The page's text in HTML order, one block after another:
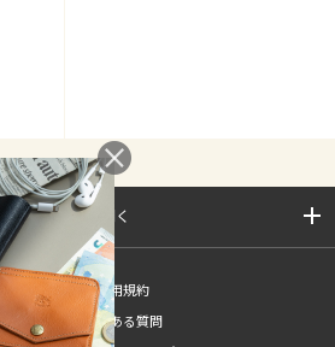
サイトマップを開く
ご利用規約
よくある質問